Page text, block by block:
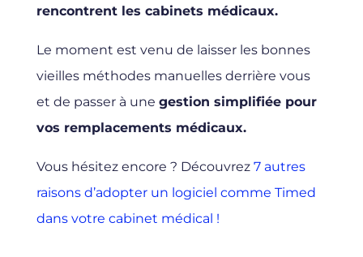
rencontrent les cabinets médicaux.
Le moment est venu de laisser les bonnes
vieilles méthodes manuelles derrière vous
et de passer à une gestion simplifiée pour
vos remplacements médicaux.
Vous hésitez encore ? Découvrez 7 autres
raisons d’adopter un logiciel comme Timed
dans votre cabinet médical !